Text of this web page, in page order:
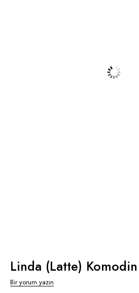
Linda (Latte) Komodin
Bir yorum yazın